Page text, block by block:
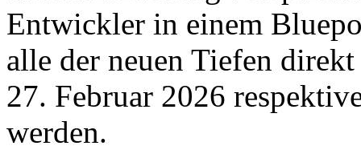
Entwickler in einem
alle der neuen Tiefen
27. Februar 2026
werden.